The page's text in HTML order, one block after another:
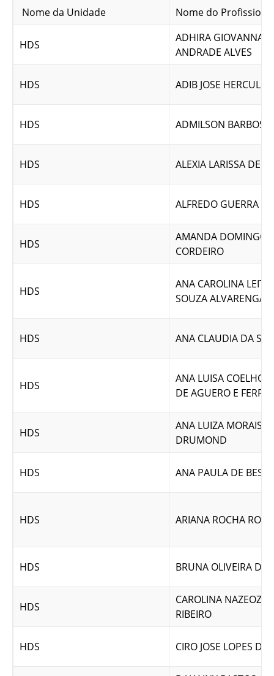
Nome da Unidade
Nome do
HDS
ADHIRA GIOVANNA
ANDRADE ALVES
HDS ADIB JOSE HERCULES
HDS ADMILSON BARBOSA
HDS ALEXIA LARISSA DE
HDS ALFREDO GUERRA
HDS
AMANDA DOMINGOS
CORDEIRO
HDS
ANA CAROLINA LEITE
SOUZA ALVARENGA
HDS ANA CLAUDIA DA
HDS
ANA LUISA COELHO
DE AGUERO E
HDS
ANA LUIZA MORAIS
DRUMOND
HDS ANA PAULA DE
HDS ARIANA ROCHA
HDS BRUNA OLIVEIRA DE
HDS
CAROLINA
RIBEIRO
HDS CIRO JOSE LOPES DE